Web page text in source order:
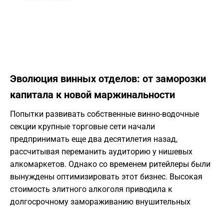
Эволюция винных отделов: от заморозки
капитала к новой маржинальности
Попытки развивать собственные винно-водочные
секции крупные торговые сети начали
предпринимать еще два десятилетия назад,
рассчитывая переманить аудиторию у нишевых
алкомаркетов. Однако со временем ритейлеры были
вынуждены оптимизировать этот бизнес. Высокая
стоимость элитного алкоголя приводила к
долгосрочному замораживанию внушительных